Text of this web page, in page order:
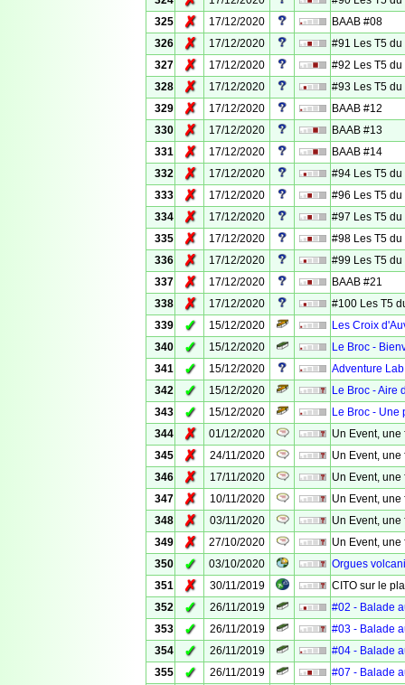
325
✗ 17/12/2020
BAAB #08
326
✗ 17/12/2020
#91 Les T5
327
✗ 17/12/2020
#92 Les T5
328
✗ 17/12/2020
#93 Les T5 du
329
✗ 17/12/2020
BAAB #12
330
✗ 17/12/2020
BAAB #13
331
✗ 17/12/2020
BAAB #14
332
✗ 17/12/2020
#94 Les T5
333
✗ 17/12/2020
#96 Les T5
334
✗ 17/12/2020
#97 Les T5
335
✗ 17/12/2020
#98 Les T5
336
✗ 17/12/2020
#99 Les T5
337
✗ 17/12/2020
BAAB #21
338
✗ 17/12/2020
#100 Les T5
339
✓ 15/12/2020
Les Croix
340
✓ 15/12/2020
Le Broc -
341
✓ 15/12/2020
Adventure
342
✓ 15/12/2020
Le Broc - Aire
343
✓ 15/12/2020
Le Broc - Une
344
✗ 01/12/2020
Un Event,
345
✗ 24/11/2020
Un Event,
346
✗ 17/11/2020
Un Event,
347
✗ 10/11/2020
Un Event,
348
✗ 03/11/2020
Un Event,
349
✗ 27/10/2020
Un Event,
350
✓ 03/10/2020
Orgues
351
✗ 30/11/2019
CITO sur le
352
✓ 26/11/2019
#02 - Balade
353
✓ 26/11/2019
#03 - Balade
354
✓ 26/11/2019
#04 - Balade
355
✓ 26/11/2019
#07 - Balade